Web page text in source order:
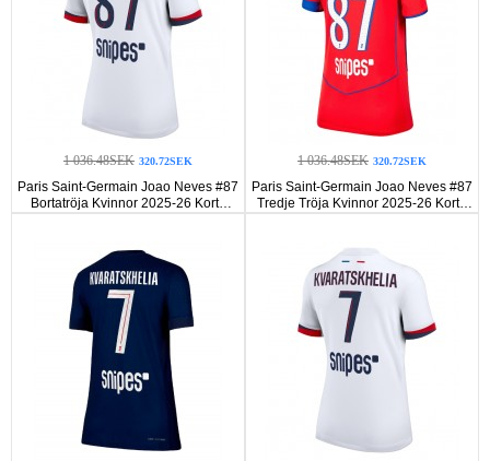
1 036.48SEK 320.72SEK
Paris Saint-Germain Joao Neves #87
Bortatröja Kvinnor 2025-26 Korta
ärmar
1 036.48SEK 320.72SEK
Paris Saint-Germain Joao Neves #87
Tredje Tröja Kvinnor 2025-26 Korta
ärmar